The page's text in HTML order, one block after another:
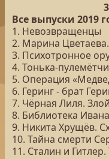
Все выпуски 2019
1. Невозвращенцы
2. Марина
3. Психотронное
4. Тонька-
5. Операция
6. Геринг - брат
7. Чёрная Лиля.
8. Библиотека
9. Никита Хрущёв.
10. Тайна смерти
11. Сталин и